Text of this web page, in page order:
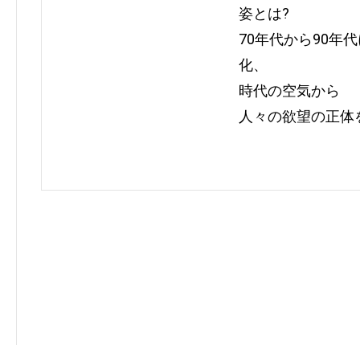
姿とは?
70年代から90年
化、
時代の空気から
人々の欲望の正体